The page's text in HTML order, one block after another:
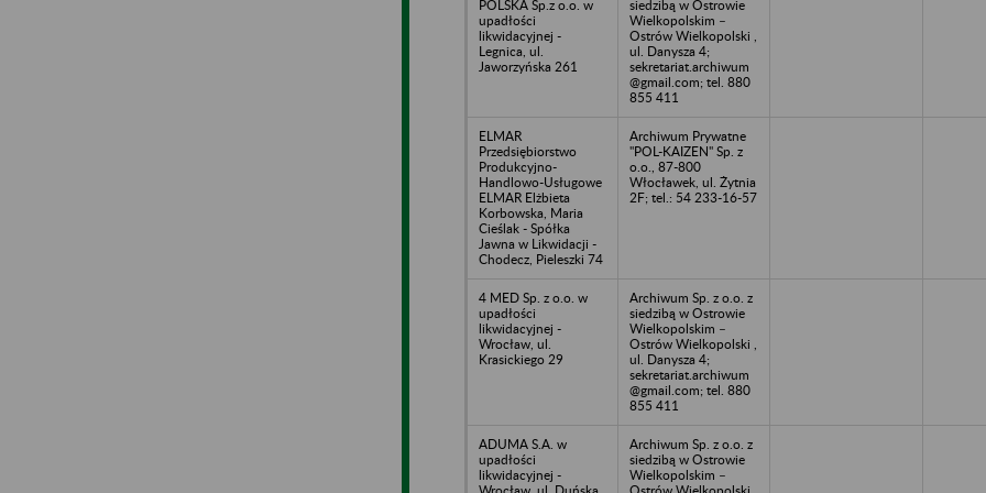
POLSKA Sp.z o.o. w
upadłości
likwidacyjnej -
Legnica, ul.
Jaworzyńska 261
siedzibą w Ostrowie
Wielkopolskim –
Ostrów Wielkopolski ,
ul. Danysza 4;
sekretariat.archiwum
@gmail.com; tel. 880
855 411
ELMAR
Przedsiębiorstwo
Produkcyjno-
Handlowo-Usługowe
ELMAR Elżbieta
Korbowska, Maria
Cieślak - Spółka
Jawna w Likwidacji -
Chodecz, Pieleszki 74
Archiwum Prywatne
"POL-KAIZEN" Sp. z
o.o., 87-800
Włocławek, ul. Żytnia
2F; tel.: 54 233-16-57
4 MED Sp. z o.o. w
upadłości
likwidacyjnej -
Wrocław, ul.
Krasickiego 29
Archiwum Sp. z o.o. z
siedzibą w Ostrowie
Wielkopolskim –
Ostrów Wielkopolski ,
ul. Danysza 4;
sekretariat.archiwum
@gmail.com; tel. 880
855 411
ADUMA S.A. w
upadłości
likwidacyjnej -
Archiwum Sp. z o.o. z
siedzibą w Ostrowie
Wielkopolskim –